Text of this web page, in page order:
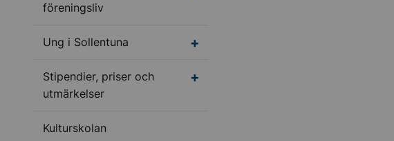
föreningsliv
Ung i Sollentuna Undermeny för Ung i Sollentuna
Stipendier, priser och
utmärkelser
Kulturskolan